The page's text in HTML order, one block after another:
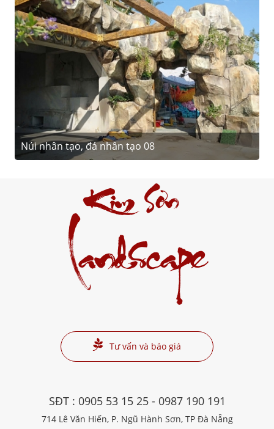
Núi nhân tạo, đá nhân tạo 08
Kim Sơn
Landscape
Tư vấn và báo giá
SĐT : 0905 53 15 25- 0987 190 191
714 Lê Văn Hiến, P. Ngũ Hành Sơn, TP Đà Nẵng